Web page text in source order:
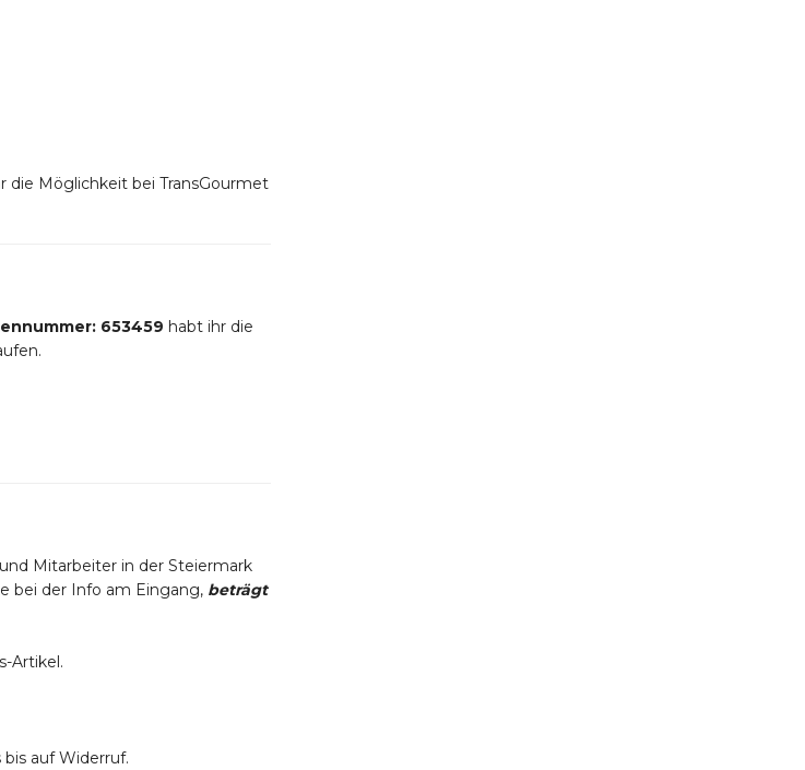
die Möglichkeit bei TransGourmet
653459 habt ihr die
Mitarbeiter in der Steiermark
bei der Info am Eingang, beträgt
Artikel.
auf Widerruf.